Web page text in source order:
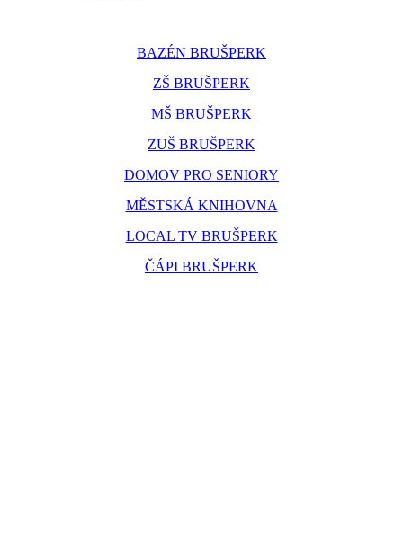
BAZÉN BRUŠPERK
ZŠ BRUŠPERK
MŠ BRUŠPERK
ZUŠ BRUŠPERK
DOMOV PRO SENIORY
MĚSTSKÁ KNIHOVNA
LOCAL TV BRUŠPERK
ČÁPI BRUŠPERK